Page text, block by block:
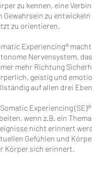
zu kennen, eine
Gewahrsein zu
zu orientieren.
Experiencing®
Nervensystem,
mehr Richtung
geistig und
auf allen drei
Experiencing
wenn z.B. ein
nicht erinnert
Gefühlen und
Körper sich erinnert.